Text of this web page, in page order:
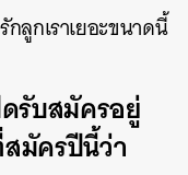
ลูกเราเยอะขนาดนี้
รับสมัครอยู่
มัครปีนี้ว่า